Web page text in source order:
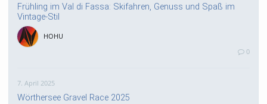
Frühling im Val di Fassa: Skifahren, Genuss und Spaß im
Vintage-Stil
HOHU
0
7. April 2025
Wörthersee Gravel Race 2025